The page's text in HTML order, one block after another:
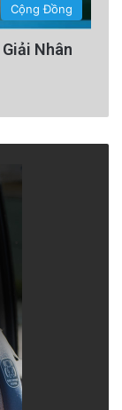
Cộng Đồng
Nhân